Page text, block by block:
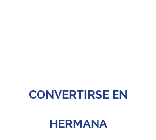
CONVERTIRSE EN
HERMANA